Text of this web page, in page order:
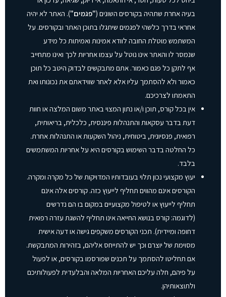
בעיה אחרת שתהיה בקורסים השונים ("פגמים"). האתר לא יהיה
אחראי בדרך כלשהי לפגמים שיתגלו בתוכן האתר ובקורסים. על
המשתמש מוטלת החובה לוודא אמינות ואמיתות כל מידע
שנמסר לו והאתר אינו נוטל על עצמו אחריות לכך ואינו מתחייב
אף לתקן כל פגם כאמור. אתם מתבקשים לבדוק היטב כל תוכן
כאמור ולא להסתמך עליו אלא לאחר שווידאתם את נכונותו ואת
התאמתו לצרכיכם.
אין בכל קורס, תוכן ו/או נתון המצוי באתר משום המלצה או חוות
דעת בדבר עסקאות והתנהלות פיננסית, כלכלית, בריאותית,
רפואית, פנסיונית, ביטוחית, ניהול השקעות או התנהלות אחרת.
כל החלטה בדבר השימוש בקורסים היא על אחריות המשתמשים
בלבד.
יעוץ מקצועי נכון תלוי בעובדותיו המדויקות של כל מקרה ומקרה.
הקורסים אינם מהווים תחליף לייעוץ כזה. קורסים אלה אינם
תחליף לייעוץ או לטיפול מקצועיים במקום בו הם נדרשים
(לדוגמה: קורס בנושא החייאה אינו תחליף להשגת עזרה רפואית
דחופה ומיידית). תכני הקורסים משקפים גישה או דעה אישית
מסוימת של יוצרם וכך יש להתייחס אליהם, בזהירות המתבקשת.
אם תחליטו להסתמך על תכנים שפורסמו בקורסים, או לפעול
על פיהם, חלה עליכם האחריות המלאה והבלעדית לפעולותיכם
ולתוצאותיהן.